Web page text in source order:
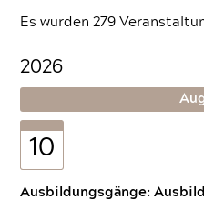
Es wurden 279
2026
10
Ausbildungsgänge: